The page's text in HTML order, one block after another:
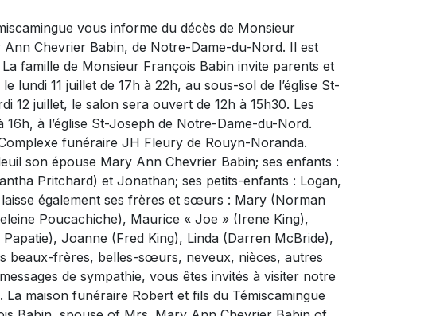
vous informe du décès de Monsieur
Chevrier Babin, de Notre-Dame-du-Nord. Il est
famille de Monsieur François Babin invite parents et
lundi 11 juillet de 17h à 22h, au sous-sol de l’église St-
12 juillet, le salon sera ouvert de 12h à 15h30. Les
à l’église St-Joseph de Notre-Dame-du-Nord.
funéraire JH Fleury de Rouyn-Noranda.
son épouse Mary Ann Chevrier Babin; ses enfants :
Pritchard) et Jonathan; ses petits-enfants : Logan,
également ses frères et sœurs : Mary (Norman
Poucachiche), Maurice « Joe » (Irene King),
Joanne (Fred King), Linda (Darren McBride),
beaux-frères, belles-sœurs, neveux, nièces, autres
de sympathie, vous êtes invités à visiter notre
maison funéraire Robert et fils du Témiscamingue